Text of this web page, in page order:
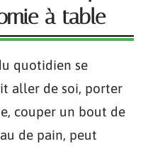
à table
quotidien se
aller de soi, porter
couper un bout de
de pain, peut